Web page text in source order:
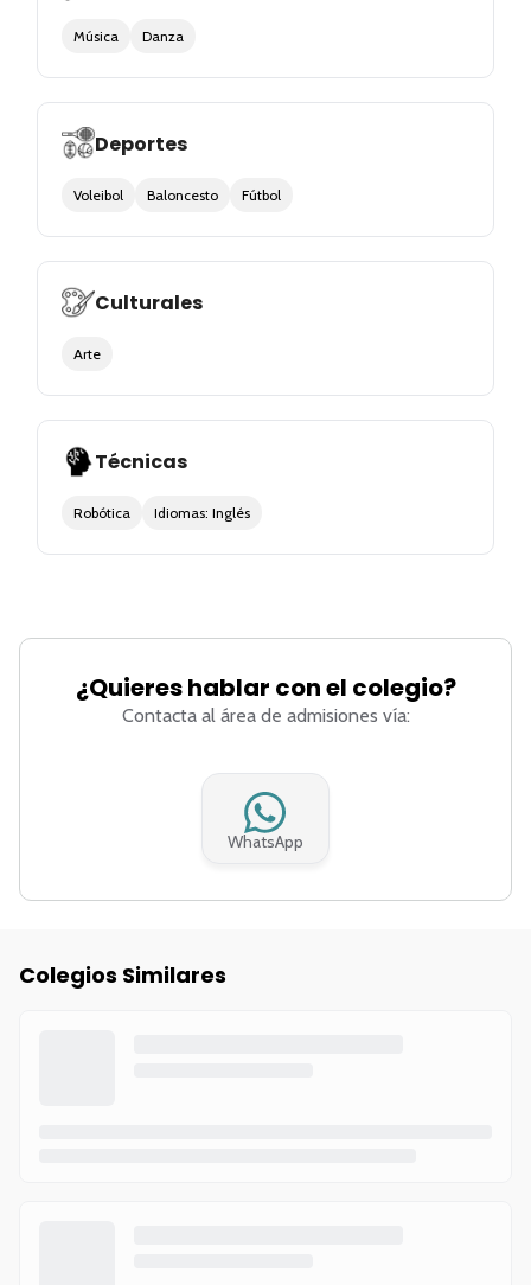
Música Danza
Deportes
Voleibol Baloncesto Fútbol
Culturales
Arte
Técnicas
Robótica Idiomas: Inglés
¿Quieres hablar con el colegio?
Contacta al área de admisiones vía:
WhatsApp
Colegios Similares